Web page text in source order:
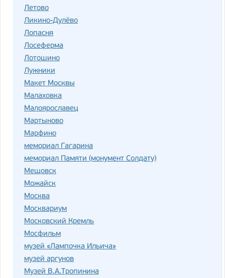
Летово
Ликино-Дулёво
Лопасня
Лосеферма
Лотошино
Лужники
Макет Москвы
Малаховка
Малоярославец
Мартыново
Марфино
мемориал Гагарина
мемориал Памяти (монумент Солдату)
Мещовск
Можайск
Москва
Москвариум
Московский Кремль
Мосфильм
музей «Лампочка Ильича»
музей аргунов
Музей В.А.Тропинина